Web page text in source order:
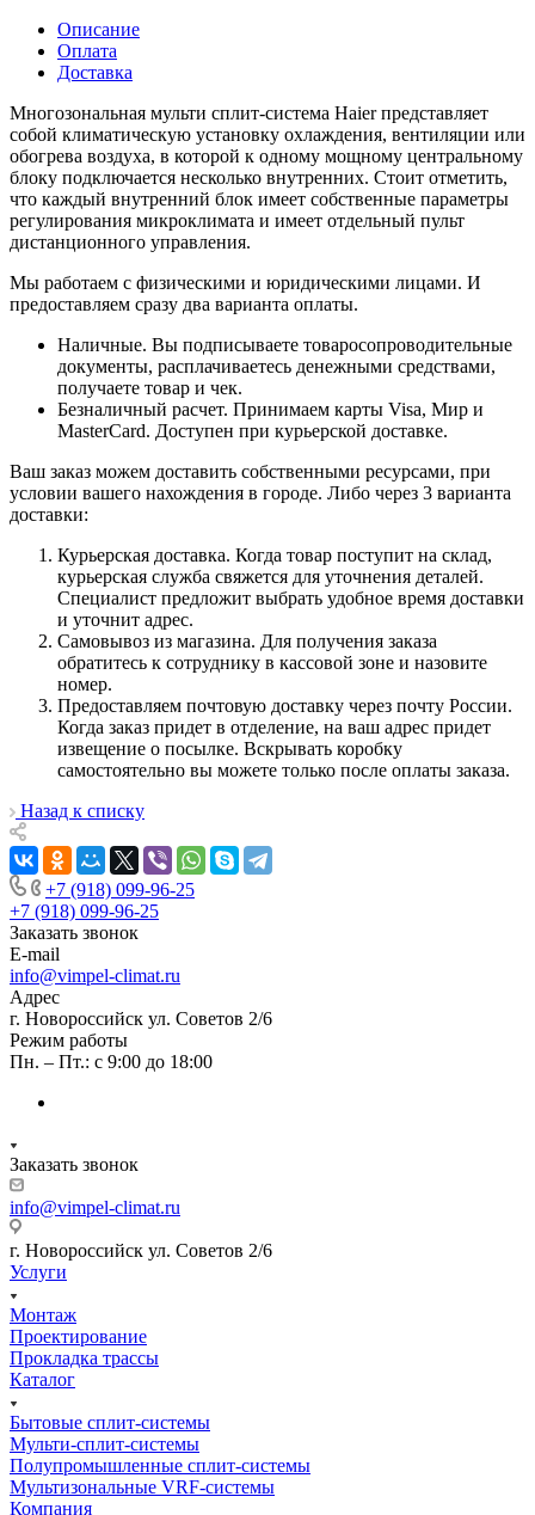
Описание
Оплата
Доставка
Многозональная мульти сплит-система Haier представляет
собой климатическую установку охлаждения, вентиляции или
обогрева воздуха, в которой к одному мощному центральному
блоку подключается несколько внутренних. Стоит отметить,
что каждый внутренний блок имеет собственные параметры
регулирования микроклимата и имеет отдельный пульт
дистанционного управления.
Мы работаем с физическими и юридическими лицами. И
предоставляем сразу два варианта оплаты.
Наличные. Вы подписываете товаросопроводительные
документы, расплачиваетесь денежными средствами,
получаете товар и чек.
Безналичный расчет. Принимаем карты Visa, Мир и
MasterCard. Доступен при курьерской доставке.
Ваш заказ можем доставить собственными ресурсами, при
условии вашего нахождения в городе. Либо через 3 варианта
доставки:
Курьерская доставка. Когда товар поступит на склад,
курьерская служба свяжется для уточнения деталей.
Специалист предложит выбрать удобное время доставки
и уточнит адрес.
Самовывоз из магазина. Для получения заказа
обратитесь к сотруднику в кассовой зоне и назовите
номер.
Предоставляем почтовую доставку через почту России.
Когда заказ придет в отделение, на ваш адрес придет
извещение о посылке. Вскрывать коробку
самостоятельно вы можете только после оплаты заказа.
Назад к списку
+7 (918) 099-96-25
+7 (918) 099-96-25
Заказать звонок
E-mail
info@vimpel-climat.ru
Адрес
г. Новороссийск ул. Советов 2/6
Режим работы
Пн. – Пт.: с 9:00 до 18:00
Заказать звонок
info@vimpel-climat.ru
г. Новороссийск ул. Советов 2/6
Услуги
Монтаж
Проектирование
Прокладка трассы
Каталог
Бытовые сплит-системы
Мульти-сплит-системы
Полупромышленные сплит-системы
Мультизональные VRF-системы
Компания